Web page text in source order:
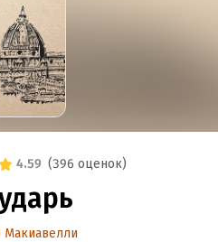
4.59 (396 оценок)
Макиавелли